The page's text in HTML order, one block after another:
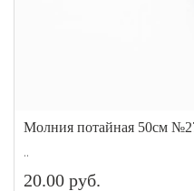
Молния потайная 50см
..
20.00 руб.